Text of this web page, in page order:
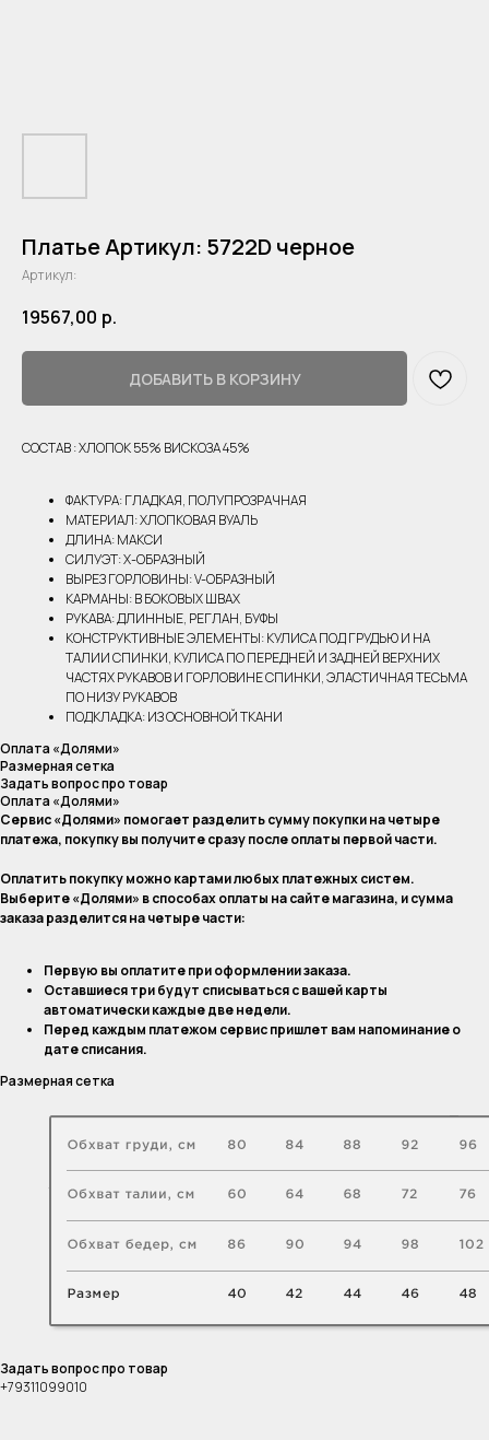
Платье Артикул: 5722D черное
Артикул:
19567,00 р.
ДОБАВИТЬ В КОРЗИНУ
СОСТАВ : ХЛОПОК 55% ВИСКОЗА 45%
ФАКТУРА: ГЛАДКАЯ, ПОЛУПРОЗРАЧНАЯ
МАТЕРИАЛ: ХЛОПКОВАЯ ВУАЛЬ
ДЛИНА: МАКСИ
СИЛУЭТ: Х-ОБРАЗНЫЙ
ВЫРЕЗ ГОРЛОВИНЫ: V-ОБРАЗНЫЙ
КАРМАНЫ: В БОКОВЫХ ШВАХ
РУКАВА: ДЛИННЫЕ, РЕГЛАН, БУФЫ
КОНСТРУКТИВНЫЕ ЭЛЕМЕНТЫ: КУЛИСА ПОД ГРУДЬЮ И НА
ТАЛИИ СПИНКИ, КУЛИСА ПО ПЕРЕДНЕЙ И ЗАДНЕЙ ВЕРХНИХ
ЧАСТЯХ РУКАВОВ И ГОРЛОВИНЕ СПИНКИ, ЭЛАСТИЧНАЯ ТЕСЬМА
ПО НИЗУ РУКАВОВ
ПОДКЛАДКА: ИЗ ОСНОВНОЙ ТКАНИ
Оплата «Долями»
Размерная сетка
Задать вопрос про товар
Оплата «Долями»
Сервис «Долями» помогает разделить сумму покупки на четыре
платежа, покупку вы получите сразу после оплаты первой части.
Оплатить покупку можно картами любых платежных систем.
Выберите «Долями» в способах оплаты на сайте магазина, и сумма
заказа разделится на четыре части:
Первую вы оплатите при оформлении заказа.
Оставшиеся три будут списываться с вашей карты
автоматически каждые две недели.
Перед каждым платежом сервис пришлет вам напоминание о
дате списания.
Размерная сетка
Задать вопрос про товар
+79311099010